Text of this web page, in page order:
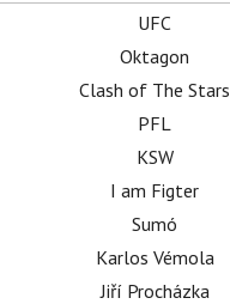
UFC
Oktagon
Clash of The Stars
PFL
KSW
I am Figter
Sumó
Karlos Vémola
Jiří Procházka